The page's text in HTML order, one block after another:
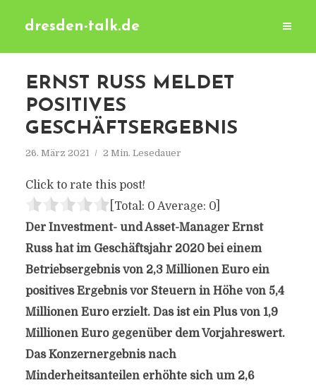
dresden-talk.de
ERNST RUSS MELDET
POSITIVES
GESCHÄFTSERGEBNIS
26. März 2021 2 Min. Lesedauer
Click to rate this post!
[Total: 0 Average: 0]
Der Investment- und Asset-Manager Ernst
Russ hat im Geschäftsjahr 2020 bei einem
Betriebsergebnis von 2,3 Millionen Euro ein
positives Ergebnis vor Steuern in Höhe von 5,4
Millionen Euro erzielt. Das ist ein Plus von 1,9
Millionen Euro gegenüber dem Vorjahreswert.
Das Konzernergebnis nach
Minderheitsanteilen erhöhte sich um 2,6